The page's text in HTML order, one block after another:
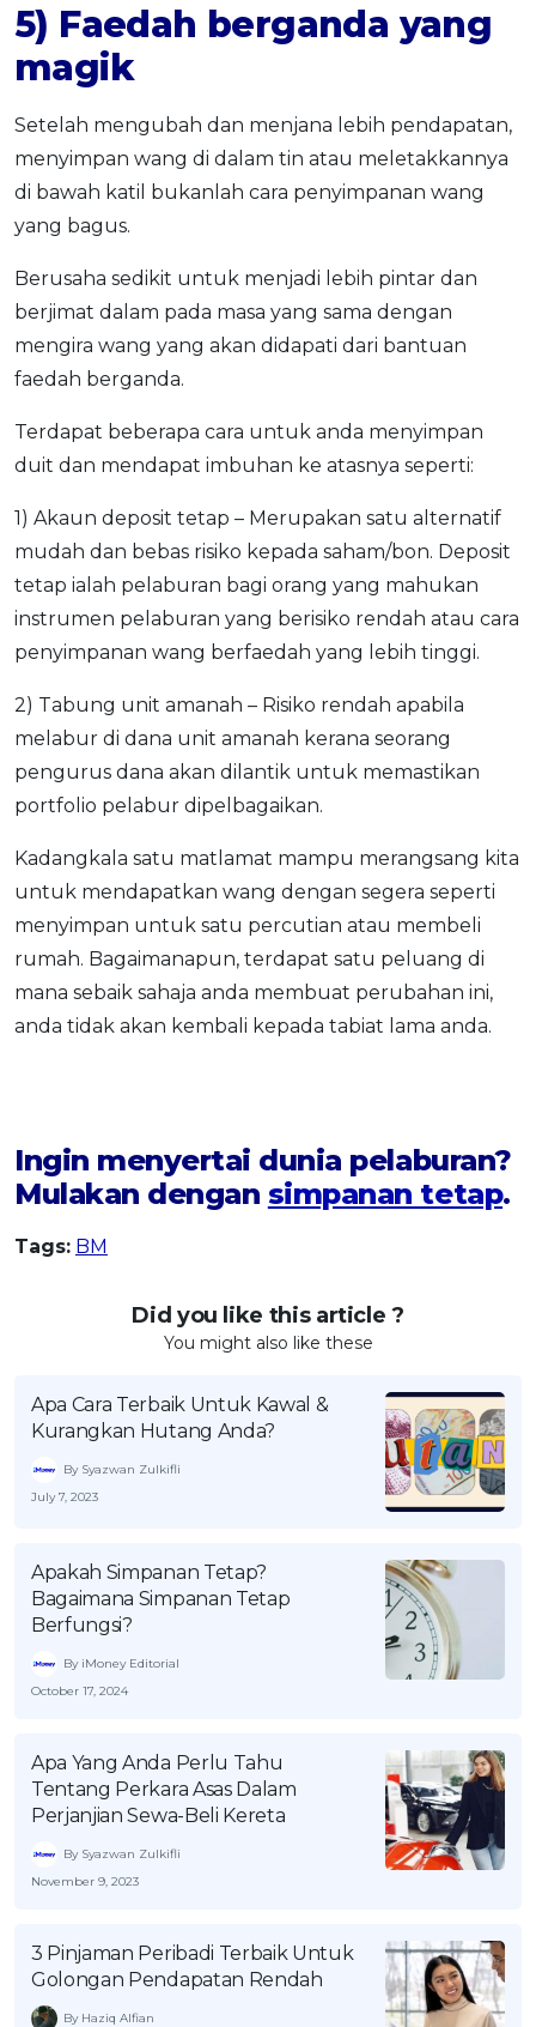
5) Faedah berganda yang
magik
Setelah mengubah dan menjana lebih pendapatan,
menyimpan wang di dalam tin atau meletakkannya
di bawah katil bukanlah cara penyimpanan wang
yang bagus.
Berusaha sedikit untuk menjadi lebih pintar dan
berjimat dalam pada masa yang sama dengan
mengira wang yang akan didapati dari bantuan
faedah berganda.
Terdapat beberapa cara untuk anda menyimpan
duit dan mendapat imbuhan ke atasnya seperti:
1) Akaun deposit tetap – Merupakan satu alternatif
mudah dan bebas risiko kepada saham/bon. Deposit
tetap ialah pelaburan bagi orang yang mahukan
instrumen pelaburan yang berisiko rendah atau cara
penyimpanan wang berfaedah yang lebih tinggi.
2) Tabung unit amanah – Risiko rendah apabila
melabur di dana unit amanah kerana seorang
pengurus dana akan dilantik untuk memastikan
portfolio pelabur dipelbagaikan.
Kadangkala satu matlamat mampu merangsang kita
untuk mendapatkan wang dengan segera seperti
menyimpan untuk satu percutian atau membeli
rumah. Bagaimanapun, terdapat satu peluang di
mana sebaik sahaja anda membuat perubahan ini,
anda tidak akan kembali kepada tabiat lama anda.
Ingin menyertai dunia pelaburan?
Mulakan dengan simpanan tetap.
Tags: BM
Did you like this article ?
You might also like these
Apa Cara Terbaik Untuk Kawal &
Kurangkan Hutang Anda?
By Syazwan Zulkifli
July 7, 2023
Apakah Simpanan Tetap?
Bagaimana Simpanan Tetap
Berfungsi?
By iMoney Editorial
October 17, 2024
Apa Yang Anda Perlu Tahu
Tentang Perkara Asas Dalam
Perjanjian Sewa-Beli Kereta
By Syazwan Zulkifli
November 9, 2023
3 Pinjaman Peribadi Terbaik Untuk
Golongan Pendapatan Rendah
By Haziq Alfian